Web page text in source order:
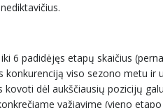
6 padidėjęs etapų skaičius
viso sezono metu ir
dėl aukščiausių pozicijų
važiavime (vieno